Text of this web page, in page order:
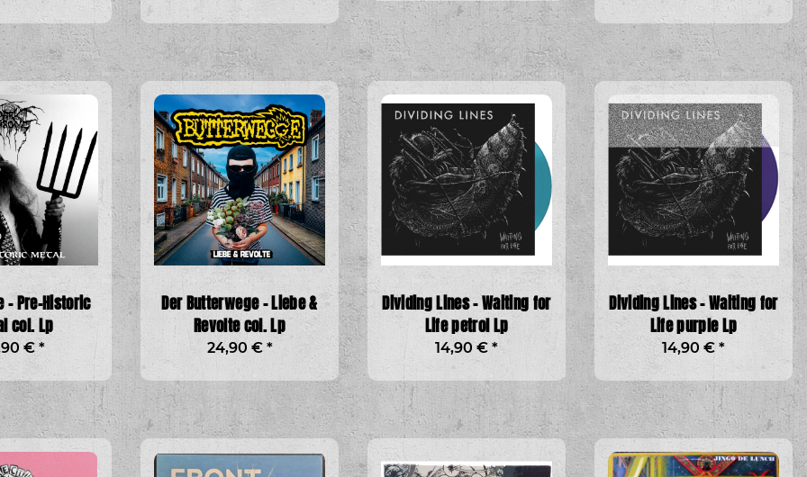
- Pre-Historic
col. Lp
€*
Der Butterwege - Liebe &
Revolte col. Lp
24,90 € *
Dividing Lines - Waiting for
Life petrol Lp
14,90 € *
Dividing Lines - Waiting for
Life purple Lp
14,90 € *